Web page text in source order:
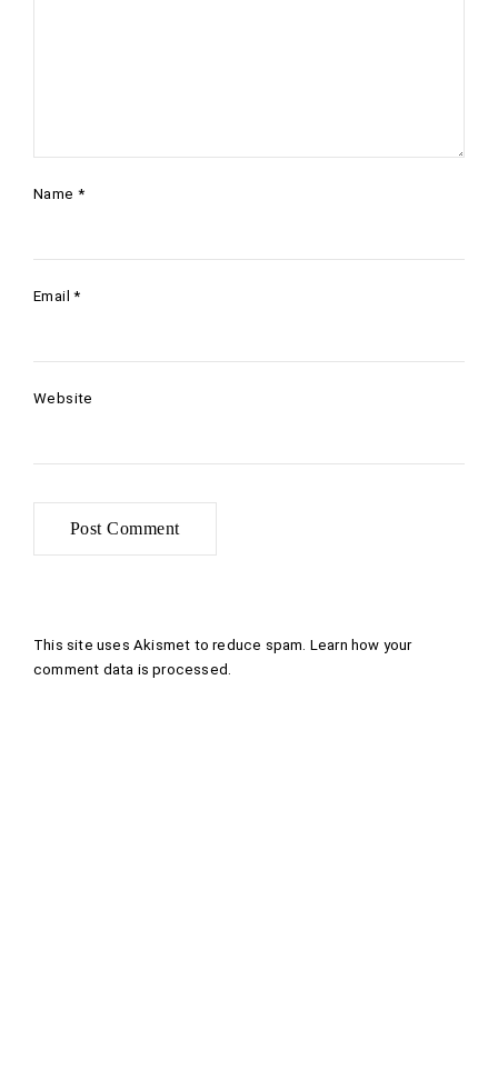
Name *
Email*
Website
This site uses Akismet to reduce spam. Learn how your
comment data is processed .